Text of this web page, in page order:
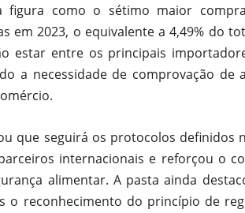
figura como o sétimo maior
em 2023, o equivalente a 4,49% do
estar entre os principais
a necessidade de comprovação de
que seguirá os protocolos definidos
internacionais e reforçou o
alimentar. A pasta ainda
o reconhecimento do princípio de